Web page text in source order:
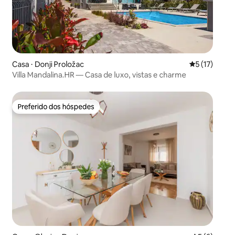
Casa ⋅ Donji Proložac 5 de uma
5 (17)
Villa Mandalina.HR — Casa de luxo, vistas e charme
Preferido dos hóspedes
Preferido dos hóspedes